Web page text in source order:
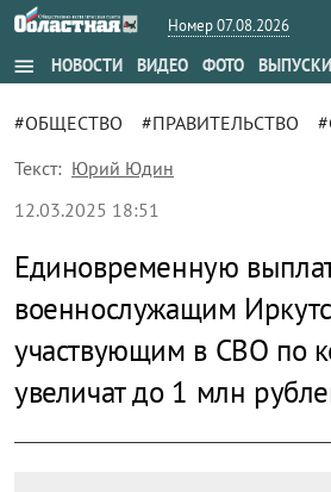
Номер 07.08.2026
menu НОВОСТИ ВИДЕО ФОТО ВЫПУСКИ
#ОБЩЕСТВО #ПРАВИТЕЛЬСТВО
Текст: Юрий Юдин
12.03.2025 18:51
Единовременную
военнослужащим
участвующим в СВО по
увеличат до 1 млн